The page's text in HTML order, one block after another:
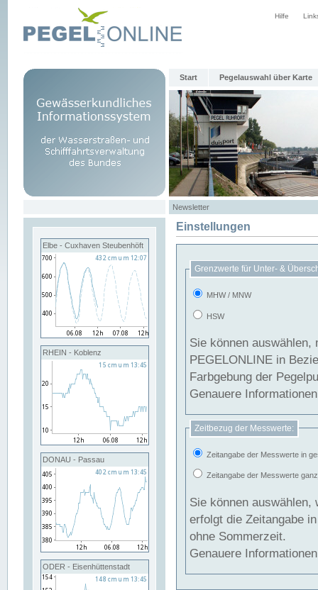
Hilfe
Start Pegelauswahl über Karte
Newsletter
Elbe - Cuxhaven Steubenhöft
RHEIN - Koblenz
DONAU - Passau
ODER - Eisenhüttenstadt
Einstellungen
Grenzwerte für Unter- &
MHW / MNW
HSW
Sie können
PEGELONLINE in Beziehung
Farbgebung der
Genauere
Zeitbezug der Messwerte:
Zeitangabe der Messwerte in
Zeitangabe der Messwerte
Sie können auswählen,
erfolgt die Zeitangabe
ohne Sommerzeit.
Genauere